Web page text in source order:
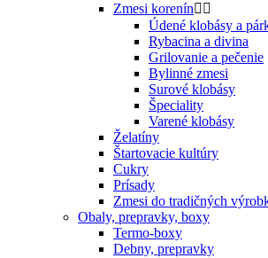
Zmesi korenín 
Údené klobásy a
Rybacina a divina
Grilovanie a pečenie
Bylinné zmesi
Surové klobásy
Špeciality
Varené klobásy
Želatíny
Štartovacie kultúry
Cukry
Prísady
Zmesi do tradičných
Obaly, prepravky, boxy
Termo-boxy
Debny, prepravky